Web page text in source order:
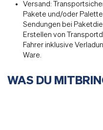
Versand:
Pakete und/oder
Sendungen bei
Erstellen von
Fahrer inklusive
Ware.
WAS DU